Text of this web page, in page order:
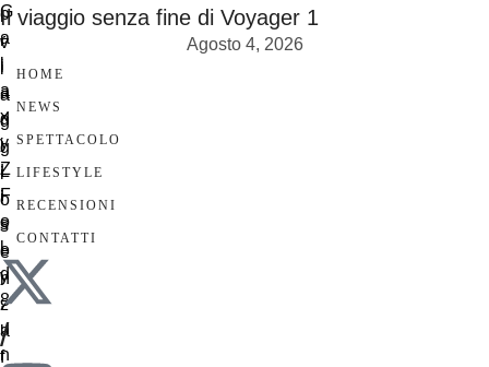
Il viaggio senza fine di Voyager 1
Agosto 4, 2026
HOME
NEWS
SPETTACOLO
LIFESTYLE
RECENSIONI
CONTATTI
/